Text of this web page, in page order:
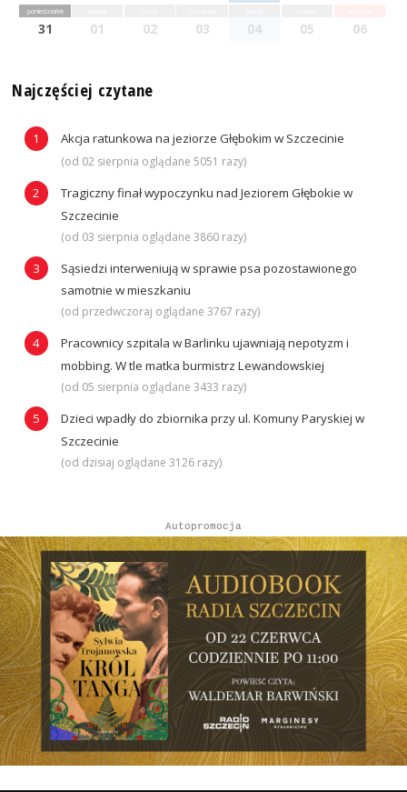
poniedziałek
31 01 02 03 04 05 06
Najczęściej czytane
Akcja ratunkowa na jeziorze Głębokim w Szczecinie
(od 02 sierpnia oglądane 5051 razy)
Tragiczny finał wypoczynku nad Jeziorem Głębokie w
Szczecinie
(od 03 sierpnia oglądane 3860 razy)
Sąsiedzi interweniują w sprawie psa pozostawionego
samotnie w mieszkaniu
(od przedwczoraj oglądane 3767 razy)
Pracownicy szpitala w Barlinku ujawniają nepotyzm i
mobbing. W tle matka burmistrz Lewandowskiej
(od 05 sierpnia oglądane 3433 razy)
Dzieci wpadły do zbiornika przy ul. Komuny Paryskiej w
Szczecinie
(od dzisiaj oglądane 3126 razy)
Autopromocja